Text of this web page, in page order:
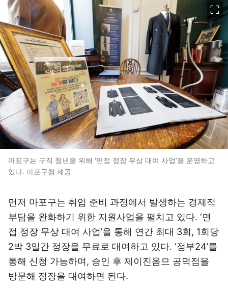
마포구는 구직 청년을 위해 ‘면접 정장 무상 대여 사업’을 운영하고
있다. 마포구청 제공
먼저 마포구는 취업 준비 과정에서 발생하는 경제적
부담을 완화하기 위한 지원사업을 펼치고 있다. ‘면
접 정장 무상 대여 사업’을 통해 연간 최대 3회, 1회당
2박 3일간 정장을 무료로 대여하고 있다. ‘정부24’를
통해 신청 가능하며, 승인 후 제이진옴므 공덕점을
방문해 정장을 대여하면 된다.